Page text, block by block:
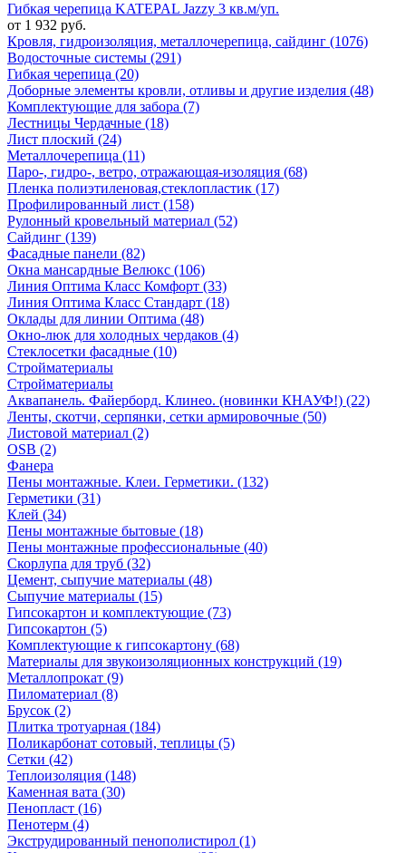
Гибкая черепица KATEPAL Jazzy 3 кв.м/уп.
от 1 932 руб.
Кровля, гидроизоляция, металлочерепица, сайдинг (1076)
Водосточные системы (291)
Гибкая черепица (20)
Доборные элементы кровли, отливы и другие изделия (48)
Комплектующие для забора (7)
Лестницы Чердачные (18)
Лист плоский (24)
Металлочерепица (11)
Паро-, гидро-, ветро, отражающая-изоляция (68)
Пленка полиэтиленовая,стеклопластик (17)
Профилированный лист (158)
Рулонный кровельный материал (52)
Сайдинг (139)
Фасадные панели (82)
Окна мансардные Велюкс (106)
Линия Оптима Класс Комфорт (33)
Линия Оптима Класс Стандарт (18)
Оклады для линии Оптима (48)
Окно-люк для холодных чердаков (4)
Стеклосетки фасадные (10)
Стройматериалы
Стройматериалы
Аквапанель. Файерборд. Клинео. (новинки КНАУФ!) (22)
Ленты, скотчи, серпянки, сетки армировочные (50)
Листовой материал (2)
OSB (2)
Фанера
Пены монтажные. Клеи. Герметики. (132)
Герметики (31)
Клей (34)
Пены монтажные бытовые (18)
Пены монтажные профессиональные (40)
Скорлупа для труб (32)
Цемент, сыпучие материалы (48)
Сыпучие материалы (15)
Гипсокартон и комплектующие (73)
Гипсокартон (5)
Комплектующие к гипсокартону (68)
Материалы для звукоизоляционных конструкций (19)
Металлопрокат (9)
Пиломатериал (8)
Брусок (2)
Плитка тротуарная (184)
Поликарбонат сотовый, теплицы (5)
Сетки (42)
Теплоизоляция (148)
Каменная вата (30)
Пенопласт (16)
Пенотерм (4)
Экструдированный пенополистирол (1)